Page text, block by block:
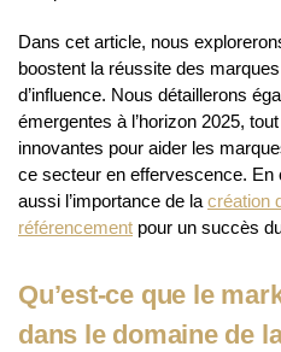
Dans cet article, nous
boostent la réussite des
d’influence. Nous détaillerons
émergentes à l’horizon 2025,
innovantes pour aider les
ce secteur en effervescence.
aussi l’importance de la création
référencement pour un succès
Qu’est-ce que le
dans le domaine de